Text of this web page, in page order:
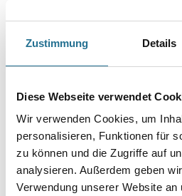
Zustimmung Details
Diese Webseite verwendet
Wir verwenden Cookies, um
personalisieren, Funktionen für
zu können und die Zugriffe auf
analysieren. Außerdem geben
Verwendung unserer Website
Wasser aktiviert.
Gebinde